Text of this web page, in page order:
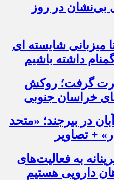
بی‌نشان در روز
میزبانی شایسته ای
داشته باشیم
گرفت؛ روکش
راهپیمایی باشکوه ۱۳ آبان در بیرجند؛ «متحد
+ تصاویر
به فعالیت‌های
دارویی هستیم